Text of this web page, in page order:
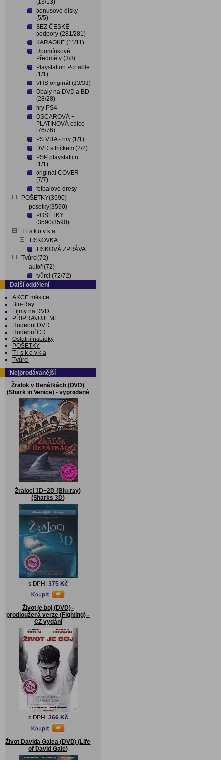
(13/13)
bonusové disky
(5/5)
BEZ ČESKÉ
podpory (281/281)
KARAOKE (11/11)
Upomínkové
Předměty (3/3)
Playstation Portable
(1/1)
VHS originál (33/33)
Obaly na DVD a BD
(28/28)
hry PS4
OSCAROVÁ +
PLATINOVÁ edice
(76/76)
PS VITA - hry (1/1)
DVD s tričkem (2/2)
PSP playstation
(1/1)
originál COVER
(7/7)
fotbalové dresy
POŠETKY(3590)
pošetky(3590)
POŠETKY
(3590/3590)
T i s k o v k a
TISKOVKA
TISKOVÁ ZPRÁVA
Tvůrci(72)
autoři(72)
tvůrci (72/72)
Další oddělení
AKCE měsíce
Blu-Ray
Filmy na DVD
PŘIPRAVUJEME
Hudebni DVD
Hudební CD
Ostatní nabídky
POŠETKY
T i s k o v k a
Tvůrci
Nejprodávanější
Žralok v Benátkách (DVD)
(Shark in Venice) - vyprodané
Žraloci 3D+2D (Blu-ray)
(Sharks 3D)
s DPH: 375 Kč
Život je boj (DVD) -
prodloužená verze (Fighting) -
CZ vydání
s DPH: 266 Kč
Život Davida Galea (DVD) (Life
of David Gale)